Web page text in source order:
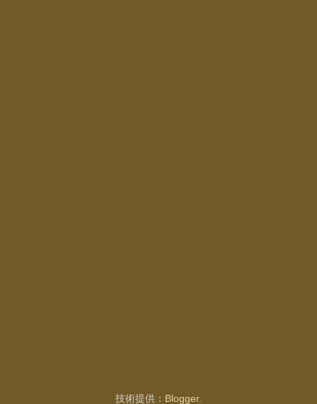
技術提供： Blogger.